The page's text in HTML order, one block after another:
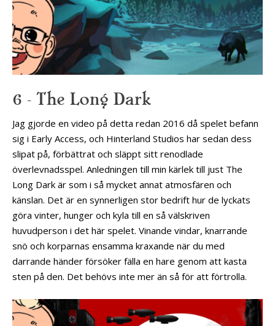
6 – The Long Dark
Jag gjorde en video på detta redan 2016 då spelet befann
sig i Early Access, och Hinterland Studios har sedan dess
slipat på, förbättrat och släppt sitt renodlade
överlevnadsspel. Anledningen till min kärlek till just The
Long Dark är som i så mycket annat atmosfären och
känslan. Det är en synnerligen stor bedrift hur de lyckats
göra vinter, hunger och kyla till en så välskriven
huvudperson i det här spelet. Vinande vindar, knarrande
snö och korparnas ensamma kraxande när du med
darrande händer försöker fälla en hare genom att kasta
sten på den. Det behövs inte mer än så för att förtrolla.